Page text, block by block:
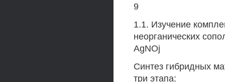
9
1.1. Изучение
неорганических
AgNOj
Синтез гибридных
три этапа: